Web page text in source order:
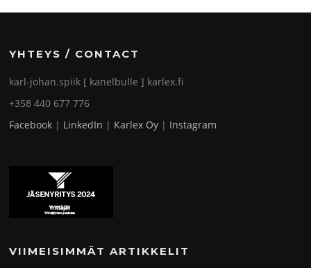
YHTEYS / CONTACT
karl-johan.spiik [ kanelbulle ] karlex.fi
+358 440 677 776
Facebook | LinkedIn | Karlex Oy | Instagram
VIIMEISIMMÄT ARTIKKELIT